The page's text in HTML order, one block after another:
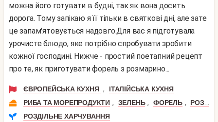
можна його готувати в будні, так як вона досить
дорога. Тому запікаю я її тільки в святкові дні, але зате
це запам'ятовується надовго.Для вас я підготувала
урочисте блюдо, яке потрібно спробувати зробити
кожної господині. Нижче - простий поетапний рецепт
про те, як приготувати форель з розмарино...
ЄВРОПЕЙСЬКА КУХНЯ ,
ІТАЛІЙСЬКА КУХНЯ
РИБА ТА МОРЕПРОДУКТИ , ЗЕЛЕНЬ , ФОРЕЛЬ ,
РОЗМАРИН
РОЗДІЛЬНЕ ХАРЧУВАННЯ